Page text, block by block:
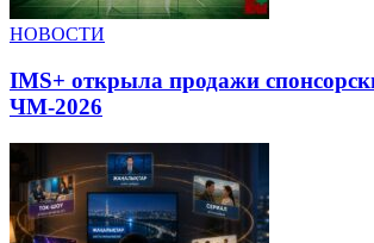
НОВОСТИ
IMS+ открыла продажи
ЧМ-2026